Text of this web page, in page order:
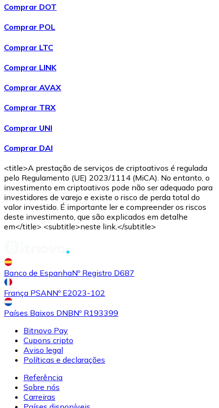
Comprar DOT
Comprar POL
Comprar LTC
Comprar LINK
Comprar AVAX
Comprar TRX
Comprar UNI
Comprar DAI
<title>A prestação de serviços de criptoativos é regulada
pelo Regulamento (UE) 2023/1114 (MiCA). No entanto, o
investimento em criptoativos pode não ser adequado para
investidores de varejo e existe o risco de perda total do
valor investido. É importante ler e compreender os riscos
deste investimento, que são explicados em detalhe
em</title> <subtitle>neste link.</subtitle>
Banco de EspanhaNº Registro D687
França PSANNº E2023-102
Países Baixos DNBNº R193399
Bitnovo Pay
Cupons cripto
Aviso legal
Políticas e declarações
Referência
Sobre nós
Carreiras